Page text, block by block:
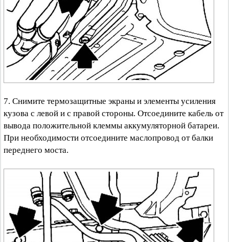
7. Снимите термозащитные экраны и элементы усиления
кузова с левой и с правой стороны. Отсоедините кабель от
вывода положительной клеммы аккумуляторной батареи.
При необходимости отсоедините маслопровод от балки
переднего моста.